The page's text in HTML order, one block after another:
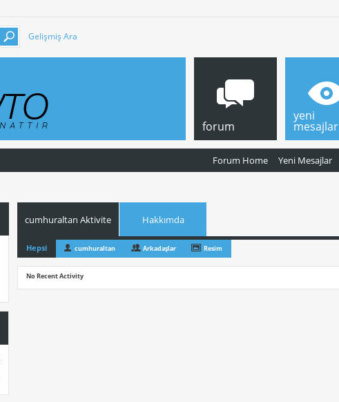
Gelişmiş Ara
forum
Forum Home Yeni Mesajlar
yeni
mesajlar
cumhuraltan Aktivite Hakkımda
Hepsi cumhuraltan Arkadaşlar Resim
No Recent Activity